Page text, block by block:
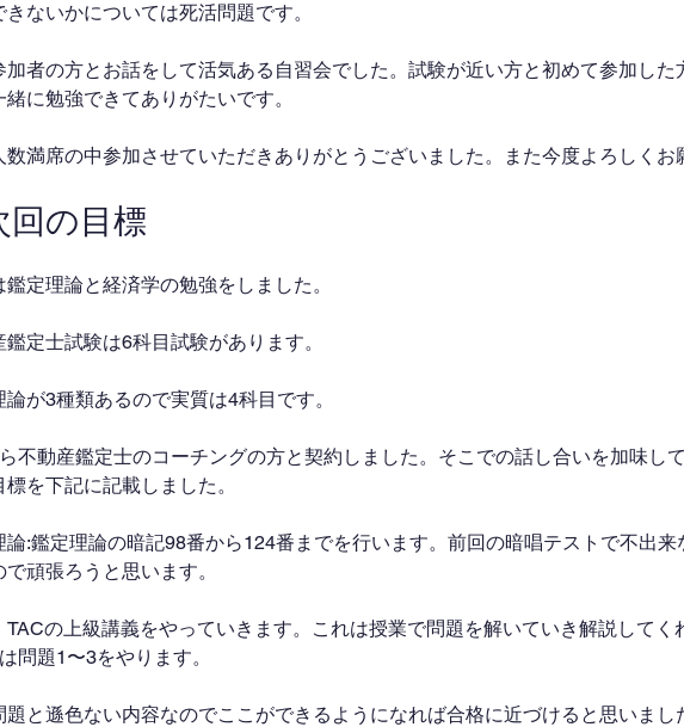
きないかについては死活問題です。
加者の方とお話をして活気ある自習会でした。試験が近い方と初めて参加した
緒に勉強できてありがたいです。
数満席の中参加させていただきありがとうございました。また今度よろしくお
回の目標
鑑定理論と経済学の勉強をしました。
鑑定士試験は6科目試験があります。
論が3種類あるので実質は4科目です。
不動産鑑定士のコーチングの方と契約しました。そこでの話し合いを加味し
標を下記に記載しました。
論:鑑定理論の暗記98番から124番までを行います。前回の暗唱テストで不出来
で頑張ろうと思います。
TACの上級講義をやっていきます。これは授業で問題を解いていき解説してく
問題1〜3をやります。
題と遜色ない内容なのでここができるようになれば合格に近づけると思いまし